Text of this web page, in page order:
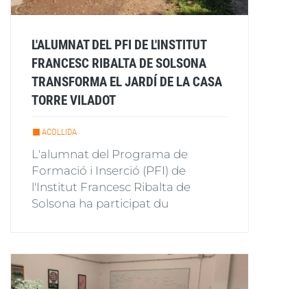
L'ALUMNAT DEL PFI DE L'INSTITUT
FRANCESC RIBALTA DE SOLSONA
TRANSFORMA EL JARDÍ DE LA CASA
TORRE VILADOT
ACOLLIDA
L'alumnat del Programa de
Formació i Inserció (PFI) de
l'Institut Francesc Ribalta de
Solsona ha participat du